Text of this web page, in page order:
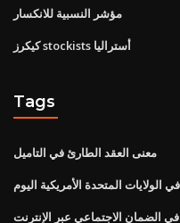
مؤشر النسبية للانكسار
كيكرز stockists أستراليا
Tags
معنى العقد الطارئ في التاميل
الولايات المتحدة الأمريكية اليوم
الضمان الاجتماعي عبر الإنترنت